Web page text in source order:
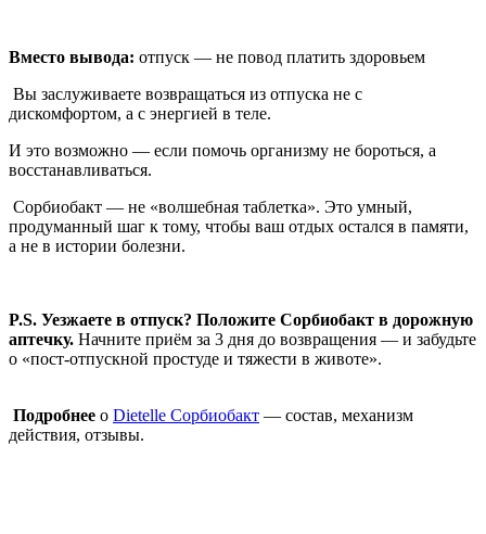
Вместо вывода: отпуск — не повод платить здоровьем
Вы заслуживаете возвращаться из отпуска не с
дискомфортом, а с энергией в теле.
И это возможно — если помочь организму не бороться, а
восстанавливаться.
Сорбиобакт — не «волшебная таблетка». Это умный,
продуманный шаг к тому, чтобы ваш отдых остался в памяти,
а не в истории болезни.
P.S. Уезжаете в отпуск? Положите Сорбиобакт в дорожную
аптечку. Начните приём за 3 дня до возвращения — и забудьте
о «пост-отпускной простуде и тяжести в животе».
Подробнее о Dietelle Сорбиобакт — состав, механизм
действия, отзывы.